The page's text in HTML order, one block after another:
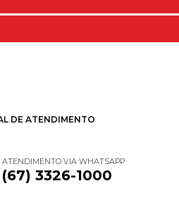
DE ATENDIMENTO
ATENDIMENTO VIA WHATSAPP
(67) 3326-1000